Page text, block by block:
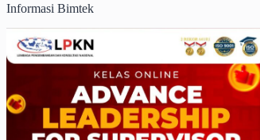
Informasi Bimtek